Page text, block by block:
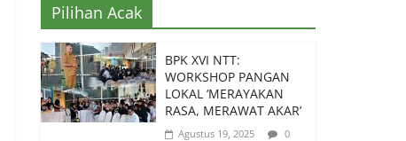
Pilihan Acak
BPK XVI NTT:
WORKSHOP PANGAN
LOKAL ‘MERAYAKAN
RASA, MERAWAT AKAR’
Agustus 19, 2025
0